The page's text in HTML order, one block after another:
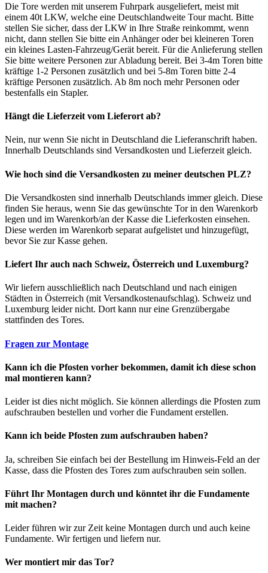
Die Tore werden mit unserem Fuhrpark ausgeliefert, meist mit
einem 40t LKW, welche eine Deutschlandweite Tour macht. Bitte
stellen Sie sicher, dass der LKW in Ihre Straße reinkommt, wenn
nicht, dann stellen Sie bitte ein Anhänger oder bei kleineren Toren
ein kleines Lasten-Fahrzeug/Gerät bereit. Für die Anlieferung stellen
Sie bitte weitere Personen zur Abladung bereit. Bei 3-4m Toren bitte
kräftige 1-2 Personen zusätzlich und bei 5-8m Toren bitte 2-4
kräftige Personen zusätzlich. Ab 8m noch mehr Personen oder
bestenfalls ein Stapler.
Hängt die Lieferzeit vom Lieferort ab?
Nein, nur wenn Sie nicht in Deutschland die Lieferanschrift haben.
Innerhalb Deutschlands sind Versandkosten und Lieferzeit gleich.
Wie hoch sind die Versandkosten zu meiner deutschen PLZ?
Die Versandkosten sind innerhalb Deutschlands immer gleich. Diese
finden Sie heraus, wenn Sie das gewünschte Tor in den Warenkorb
legen und im Warenkorb/an der Kasse die Lieferkosten einsehen.
Diese werden im Warenkorb separat aufgelistet und hinzugefügt,
bevor Sie zur Kasse gehen.
Liefert Ihr auch nach Schweiz, Österreich und Luxemburg?
Wir liefern ausschließlich nach Deutschland und nach einigen
Städten in Österreich (mit Versandkostenaufschlag). Schweiz und
Luxemburg leider nicht. Dort kann nur eine Grenzübergabe
stattfinden des Tores.
Fragen zur Montage
Kann ich die Pfosten vorher bekommen, damit ich diese schon
mal montieren kann?
Leider ist dies nicht möglich. Sie können allerdings die Pfosten zum
aufschrauben bestellen und vorher die Fundament erstellen.
Kann ich beide Pfosten zum aufschrauben haben?
Ja, schreiben Sie einfach bei der Bestellung im Hinweis-Feld an der
Kasse, dass die Pfosten des Tores zum aufschrauben sein sollen.
Führt Ihr Montagen durch und könntet ihr die Fundamente
mit machen?
Leider führen wir zur Zeit keine Montagen durch und auch keine
Fundamente. Wir fertigen und liefern nur.
Wer montiert mir das Tor?